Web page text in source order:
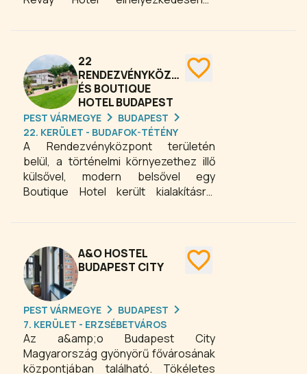
Egészségtudományi Kara is a
helyezkedik el.
22
RENDEZVÉNYKÖZPONT
ÉS BOUTIQUE
HOTEL BUDAPEST
PEST VÁRMEGYE
BUDAPEST
22. KERÜLET - BUDAFOK-TÉTÉNY
A Rendezvényközpont területén
belül, a történelmi környezethez illő
külsővel, modern belsővel egy
Boutique Hotel került kialakításra.
rendezvénytermektől, így biztosítjuk
kényelmet.A&O HOSTEL
BUDAPEST CITY
PEST VÁRMEGYE
BUDAPEST
7. KERÜLET - ERZSÉBETVÁROS
Az a&amp;o Budapest City
Magyarország gyönyörű fővárosának
központjában található. Tökéletes